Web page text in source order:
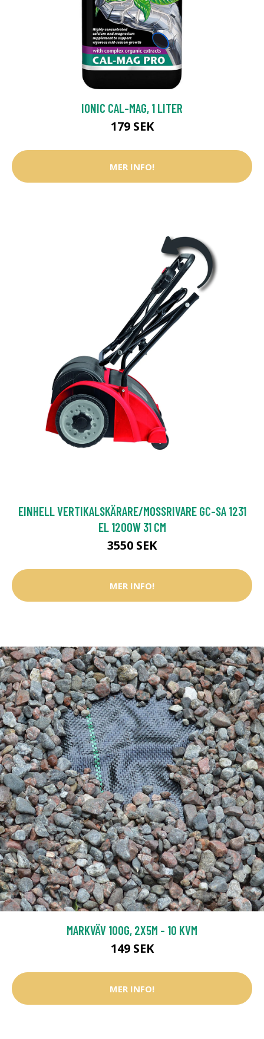
IONIC CAL-MAG, 1 LITER
179 SEK
MER INFO!
EINHELL VERTIKALSKÄRARE/MOSSRIVARE GC-SA 1231
EL 1200W 31 CM
3550 SEK
MER INFO!
MARKVÄV 100G, 2X5M - 10 KVM
149 SEK
MER INFO!